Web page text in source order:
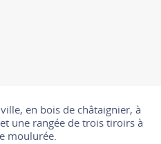
en bois de châtaignier, à
une rangée de trois tiroirs à
moulurée.